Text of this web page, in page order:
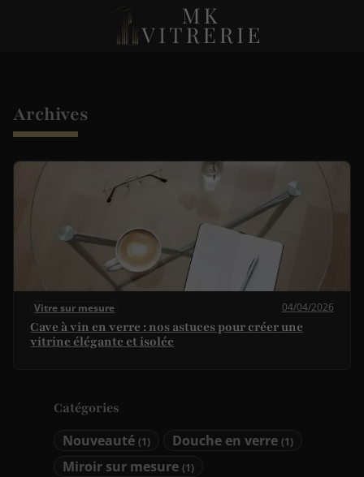
Catégories
Nouveauté (1) Douche en verre(1)
Miroir sur mesure (1)
Archives
Vitre sur mesure 04/04/2026
Cave à vin en verre : nos astuces pour créer une
vitrine élégante et isolée